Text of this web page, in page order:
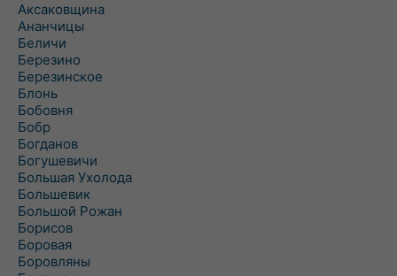
Аксаковщина
Ананчицы
Беличи
Березино
Березинское
Блонь
Бобовня
Бобр
Богданов
Богушевичи
Большая Ухолода
Большевик
Большой Рожан
Борисов
Боровая
Боровляны